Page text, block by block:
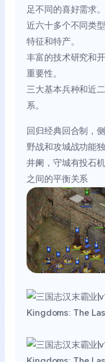
足不同的喜好需求。
近六十多个不同类
特征和特产。
丰富的技术研究和
重要性。
三大基本兵种和近
系。
回归经典回合制，
野战和攻城战功能
井阑，守城有投石
之间的平衡关系